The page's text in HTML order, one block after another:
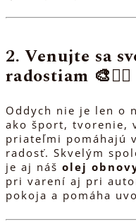
2. Venujte sa
radostiam 🎨🏃‍♀️
Oddych nie je len o
ako šport, tvorenie,
priateľmi pomáhajú
radosť. Skvelým
je aj náš olej
pri varení aj pri
pokoja a pomáha